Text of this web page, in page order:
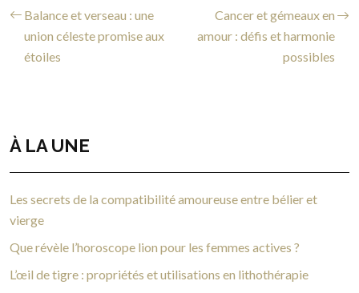
Balance et verseau : une
union céleste promise aux
étoiles
Cancer et gémeaux en
amour : défis et harmonie
possibles
À LA UNE
Les secrets de la compatibilité amoureuse entre bélier et
vierge
Que révèle l’horoscope lion pour les femmes actives ?
L’œil de tigre : propriétés et utilisations en lithothérapie